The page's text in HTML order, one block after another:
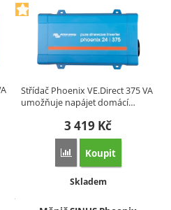
Phoenix VE.Direct 250VA 48V' k
Střídač Phoenix VE.Direct 375 VA
umožňuje napájet domácí…
3 419 Kč
Přidat 'Měnič SINUS
Koupit
Dostupnost:
Skladem